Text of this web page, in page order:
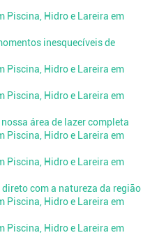
inesquecíveis de
área de lazer completa
com a natureza da região